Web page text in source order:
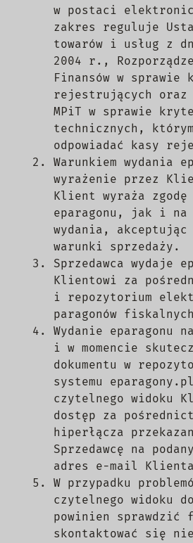
w postaci
zakres reguluje
towarów i usług z
2004 r.,
Finansów w sprawie
rejestrujących oraz
MPiT w sprawie
technicznych, którym
odpowiadać kasy
Warunkiem wydania
wyrażenie przez
Klient wyraża zgodę
eparagonu, jak i na
wydania,
warunki sprzedaży.
Sprzedawca wydaje
Klientowi za
i repozytorium
paragonów
Wydanie eparagonu
i w momencie
dokumentu w
systemu
czytelnego widoku
dostęp za
hiperłącza
Sprzedawcę na
adres e-mail
W przypadku
czytelnego widoku
powinien sprawdzić
skontaktować się